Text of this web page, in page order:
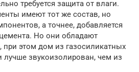
требуется защита от влаги.
имеют тот же состав, но
а точнее, добавляется
Но они обладают
этом дом из газосиликатных
лучше звукоизолирован, чем из